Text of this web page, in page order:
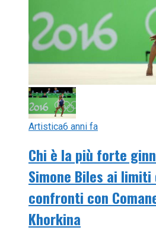
Artistica6 anni fa
Chi è la più forte
Simone Biles ai
confronti con
Khorkina